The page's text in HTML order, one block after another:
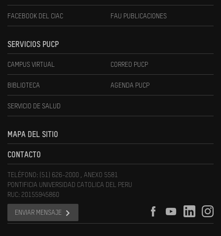
FACEBOOK DEL CIAC FAU PUBLICACIONES
SERVICIOS PUCP
CAMPUS VIRTUAL CORREO PUCP
BIBLIOTECA AGENDA PUCP
SERVICIO DE SALUD
MAPA DEL SITIO
CONTACTO
TELÉFONO: (51) 626-2000 , ANEXO 5581
PONTIFICIA UNIVERSIDAD CATOLICA DEL PERU
RUC: 20155945860
ENVIAR MENSAJE